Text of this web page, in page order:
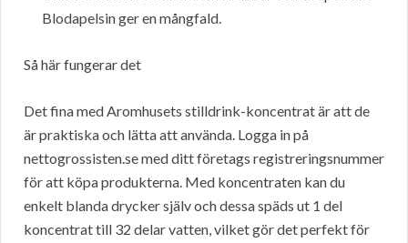
Blodapelsin ger en mångfald.
Så här fungerar det
Det fina med Aromhusets stilldrink-koncentrat är att de
är praktiska och lätta att använda. Logga in på
nettogrossisten.se med ditt företags registreringsnummer
för att köpa produkterna. Med koncentraten kan du
enkelt blanda drycker själv och dessa späds ut 1 del
koncentrat till 32 delar vatten, vilket gör det perfekt för